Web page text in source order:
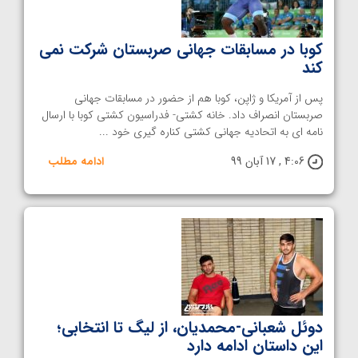
کوبا در مسابقات جهانی صربستان شرکت نمی
کند
پس از آمریکا و ژاپن، کوبا هم از حضور در مسابقات جهانی
صربستان انصراف داد. خانه کشتی- فدراسیون کشتی کوبا با ارسال
نامه ای به اتحادیه جهانی کشتی کناره گیری خود ...
4:06 , 17 آبان 99
ادامه مطلب
دوئل شعبانی-محمدیان، از لیگ تا انتخابی؛
این داستان ادامه دارد